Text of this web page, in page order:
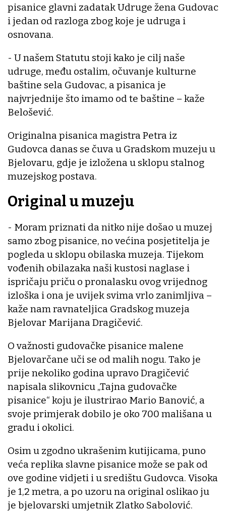
pisanice glavni zadatak Udruge žena Gudovac
i jedan od razloga zbog koje je udruga i
osnovana.
- U našem Statutu stoji kako je cilj naše
udruge, među ostalim, očuvanje kulturne
baštine sela Gudovac, a pisanica je
najvrjednije što imamo od te baštine – kaže
Belošević.
Originalna pisanica magistra Petra iz
Gudovca danas se čuva u Gradskom muzeju u
Bjelovaru, gdje je izložena u sklopu stalnog
muzejskog postava.
Original u muzeju
- Moram priznati da nitko nije došao u muzej
samo zbog pisanice, no većina posjetitelja je
pogleda u sklopu obilaska muzeja. Tijekom
vođenih obilazaka naši kustosi naglase i
ispričaju priču o pronalasku ovog vrijednog
izloška i ona je uvijek svima vrlo zanimljiva –
kaže nam ravnateljica Gradskog muzeja
Bjelovar Marijana Dragičević.
O važnosti gudovačke pisanice malene
Bjelovarčane uči se od malih nogu. Tako je
prije nekoliko godina upravo Dragičević
napisala slikovnicu „Tajna gudovačke
pisanice“ koju je ilustrirao Mario Banović, a
svoje primjerak dobilo je oko 700 mališana u
gradu i okolici.
Osim u zgodno ukrašenim kutijicama, puno
veća replika slavne pisanice može se pak od
ove godine vidjeti i u središtu Gudovca. Visoka
je 1,2 metra, a po uzoru na original oslikao ju
je bjelovarski umjetnik Zlatko Sabolović.